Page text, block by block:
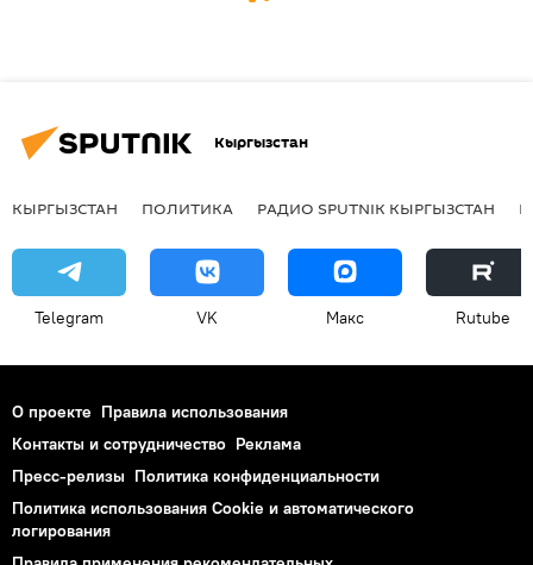
Кыргызстан
КЫРГЫЗСТАН ПОЛИТИКА РАДИО SPUTNIK КЫРГЫЗСТАН
Telegram VK Макс Rutube
О проекте Правила использования
Контакты и сотрудничество Реклама
Пресс-релизы Политика конфиденциальности
Политика использования Cookie и автоматического
логирования